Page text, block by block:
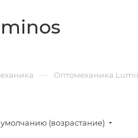
— Оптомеханика
(возрастание)